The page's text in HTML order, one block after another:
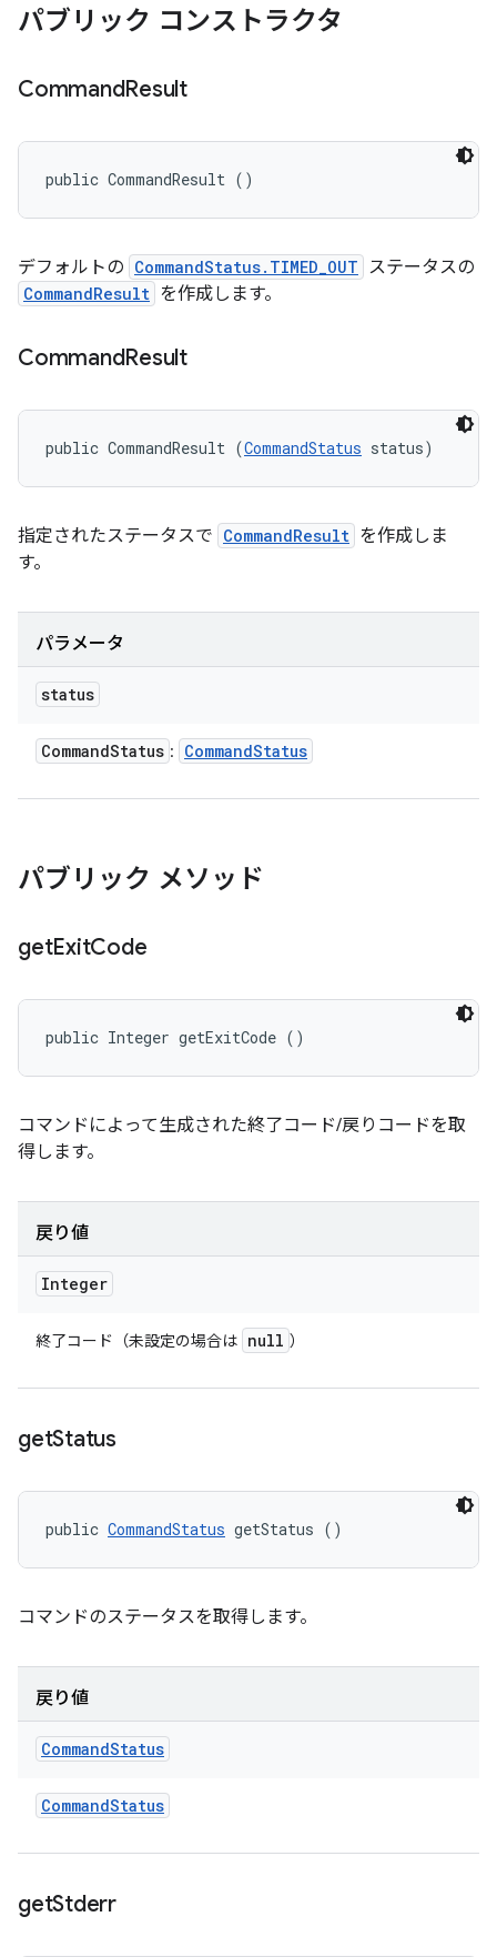
パブリック コンストラクタ
CommandResult
public CommandResult ()
デフォルトの CommandStatus.TIMED_OUT ステータスの
CommandResult を作成します。
CommandResult
public CommandResult (CommandStatus status)
指定されたステータスで CommandResult を作成しま
す。
パラメータ
status
CommandStatus : CommandStatus
パブリック メソッド
getExitCode
public Integer getExitCode ()
コマンドによって生成された終了コード/戻りコードを取
得します。
戻り値
Integer
終了コード（未設定の場合は null ）
getStatus
public CommandStatus getStatus ()
コマンドのステータスを取得します。
戻り値
CommandStatus
CommandStatus
getStderr